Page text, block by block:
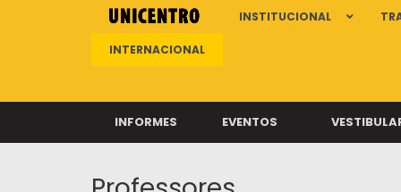
INSTITUCIONAL
INTERNACIONAL
INFORMES EVENTOS